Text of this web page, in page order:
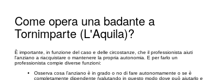
Come opera una badante a
Tornimparte (L'Aquila)?
È importante, in funzione del caso e delle circostanze, che il professionista aiuti
l'anziano a riacquistare o mantenere la propria autonomia. E per farlo un
professionista compie diverse funzioni:
Osserva cosa l’anziano è in grado o no di fare autonomamente o se è
completamente dipendente (valutando in questo modo dove può aiutarlo e